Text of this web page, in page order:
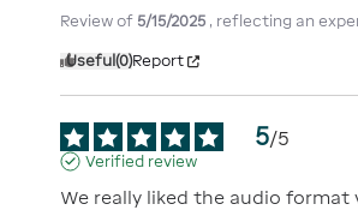
Review of 5/15/2025 , reflecting an
Useful (0)Report
5/5
Verified review
We really liked the audio format